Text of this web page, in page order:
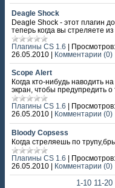
Deagle Shock
Deagle Shock - этот плагин
теперь когда вы стреляете
Плагины CS 1.6 | Просмотров:
26.05.2010 | Комментарии (0)
Scope Alert
Когда кто-нибудь наводить
экран, чтобы предупредить
Плагины CS 1.6 Просмотров:
26.05.2010
Комментарии (0)
Bloody Copsess
Когда стреляешь по
Плагины CS 1.6 | Просмотров:
26.05.2010 | Комментарии (0)
1-10 11-20